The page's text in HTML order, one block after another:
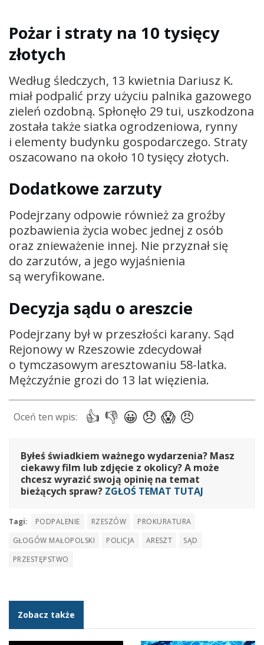
Pożar i straty na 10 tysięcy
złotych
Według śledczych, 13 kwietnia Dariusz K.
miał podpalić przy użyciu palnika gazowego
zieleń ozdobną. Spłonęło 29 tui, uszkodzona
została także siatka ogrodzeniowa, rynny
i elementy budynku gospodarczego. Straty
oszacowano na około 10 tysięcy złotych.
Dodatkowe zarzuty
Podejrzany odpowie również za groźby
pozbawienia życia wobec jednej z osób
oraz znieważenie innej. Nie przyznał się
do zarzutów, a jego wyjaśnienia
są weryfikowane.
Decyzja sądu o areszcie
Podejrzany był w przeszłości karany. Sąd
Rejonowy w Rzeszowie zdecydował
o tymczasowym aresztowaniu 58-latka.
Mężczyźnie grozi do 13 lat więzienia.
Byłeś świadkiem ważnego wydarzenia? Masz
ciekawy film lub zdjęcie z okolicy? A może
chcesz wyrazić swoją opinię na temat
bieżących spraw? ZGŁOŚ TEMAT TUTAJ
Tagi: PODPALENIE RZESZÓW
PROKURATURA
GŁOGÓW MAŁOPOLSKI
POLICJA ARESZT
SĄD
PRZESTĘPSTWO
Zobacz także